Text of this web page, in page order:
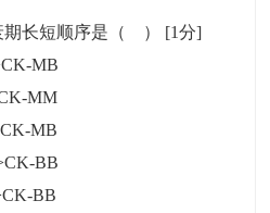
期长短顺序是（ ） [1分]
MB
MM
MB
BB
BB